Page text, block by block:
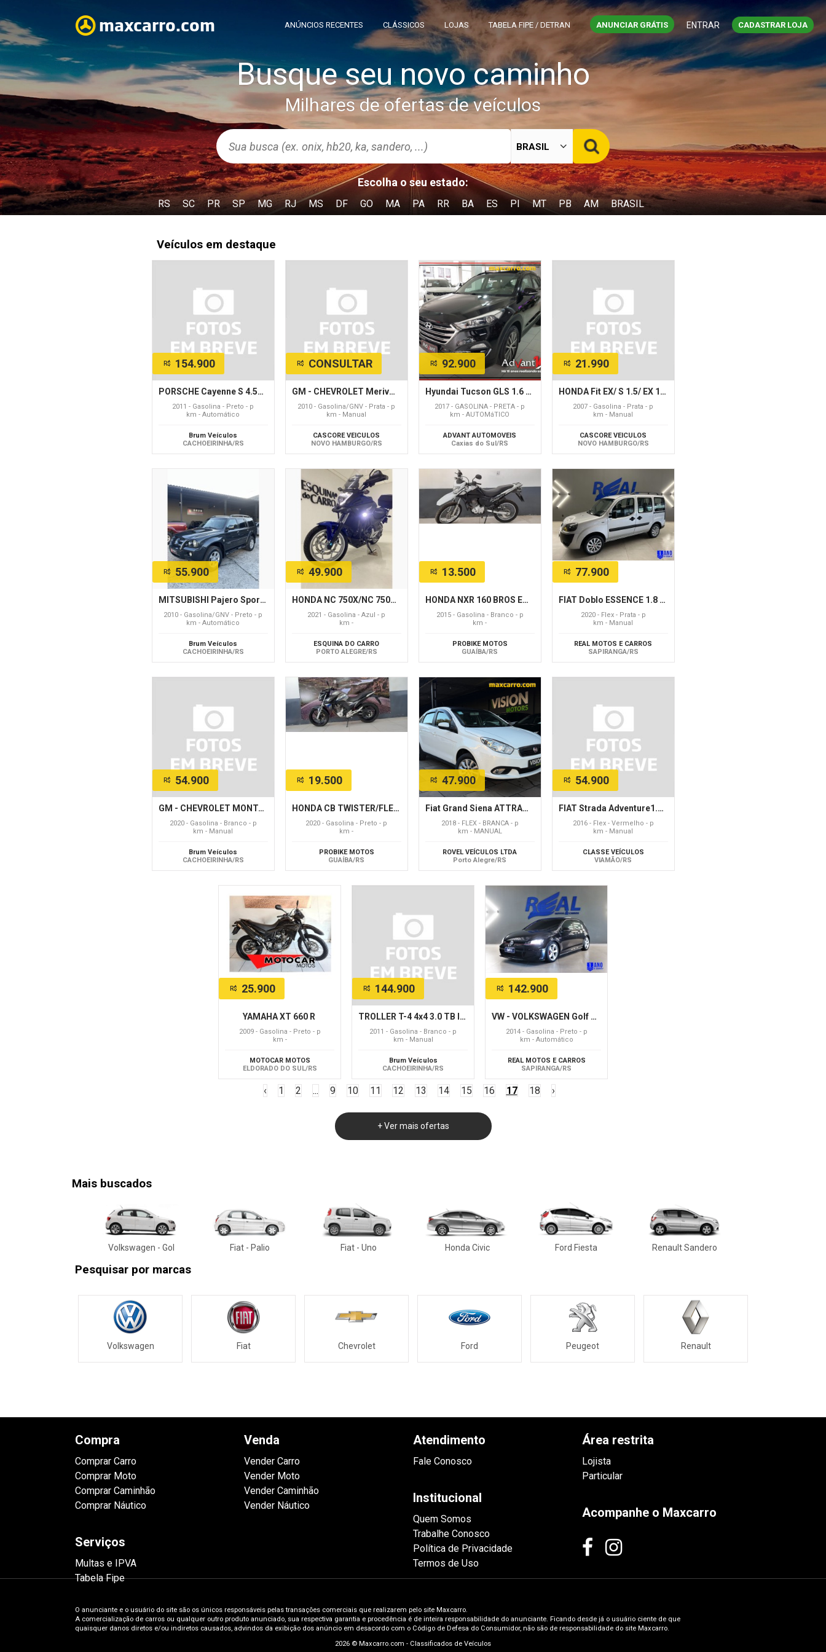
ANÚNCIOS RECENTES CLÁSSICOS LOJAS TABELA FIPE / DETRAN ANUNCIAR GRÁTIS ENTRAR CADASTRAR LOJA
Busque seu novo caminho
Milhares de ofertas de veículos
BRASIL
Escolha o seu estado:
RS SC PR SP MG RJ MS DF GO MA PA RR BA ES PI MT PB AM BRASIL
Veículos em destaque
R$ 154.900
PORSCHE Cayenne S 4.5/4.8
2011 - Gasolina - Preto - p
km - Automático
Brum Veículos
CACHOEIRINHA/RS
R$ CONSULTAR
GM - CHEVROLET Meriva Joy 1.4 MPFI 8V ECONOFLEX 5p
2010 - Gasolina/GNV - Prata - p
km - Manual
CASCORE VEICULOS
NOVO HAMBURGO/RS
R$ 92.900
Hyundai Tucson GLS 1.6 Turbo 16V Aut.
2017 - GASOLINA - PRETA - p
km - AUTOMáTICO
ADVANT AUTOMOVEIS
Caxias do Sul/RS
R$ 21.990
HONDA Fit EX/ S 1.5/ EX 1.5 Flex 16V 5p Mec.
2007 - Gasolina - Prata - p
km - Manual
CASCORE VEICULOS
NOVO HAMBURGO/RS
R$ 55.900
MITSUBISHI Pajero Sport 3.0 4x4 V6 Mec./Aut.
2010 - Gasolina/GNV - Preto - p
km - Automático
Brum Veículos
CACHOEIRINHA/RS
R$ 49.900
HONDA NC 750X/NC 750X ABS/DCT
2021 - Gasolina - Azul - p
km -
ESQUINA DO CARRO
PORTO ALEGRE/RS
R$ 13.500
HONDA NXR 160 BROS ESDD FLEXONE
2015 - Gasolina - Branco - p
km -
PROBIKE MOTOS
GUAÍBA/RS
R$ 77.900
FIAT Doblo ESSENCE 1.8 Flex 16V 5p
2020 - Flex - Prata - p
km - Manual
REAL MOTOS E CARROS
SAPIRANGA/RS
R$ 54.900
GM - CHEVROLET MONTANA LS 1.4 ECONOFLEX 8V 2p
2020 - Gasolina - Branco - p
km - Manual
Brum Veículos
CACHOEIRINHA/RS
R$ 19.500
HONDA CB TWISTER/FLEXONE 250cc
2020 - Gasolina - Preto - p
km -
PROBIKE MOTOS
GUAÍBA/RS
R$ 47.900
Fiat Grand Siena ATTRAC. 1.4 EVO F.Flex 8V
2018 - FLEX - BRANCA - p
km - MANUAL
ROVEL VEÍCULOS LTDA
Porto Alegre/RS
R$ 54.900
FIAT Strada Adventure1.8/ 1.8 LOCKER Flex CD
2016 - Flex - Vermelho - p
km - Manual
CLASSE VEÍCULOS
VIAMÃO/RS
R$ 25.900
YAMAHA XT 660 R
2009 - Gasolina - Preto - p
km -
MOTOCAR MOTOS
ELDORADO DO SUL/RS
R$ 144.900
TROLLER T-4 4x4 3.0 TB Int. Cap. Lona Diesel
2011 - Gasolina - Branco - p
km - Manual
Brum Veículos
CACHOEIRINHA/RS
R$ 142.900
VW - VOLKSWAGEN Golf GTi 2.0
2014 - Gasolina - Preto - p
km - Automático
REAL MOTOS E CARROS
SAPIRANGA/RS
‹ 1 2 ... 9 10 11 12 13 14 15 16 17 18 ›
+Ver mais ofertas
Mais buscados
Volkswagen - Gol Fiat - Palio Fiat - Uno Honda Civic Ford Fiesta Renault Sandero
Pesquisar por marcas
Volkswagen Fiat Chevrolet Ford Peugeot Renault
Compra
Comprar Carro
Comprar Moto
Comprar Caminhão
Comprar Náutico
Serviços
Multas e IPVA
Tabela Fipe
Venda
Vender Carro
Vender Moto
Vender Caminhão
Vender Náutico
Atendimento
Fale Conosco
Institucional
Quem Somos
Trabalhe Conosco
Política de Privacidade
Termos de Uso
Área restrita
Lojista
Particular
Acompanhe o Maxcarro
O anunciante e o usuário do site são os únicos responsáveis pelas transações comerciais que realizarem pelo site Maxcarro.
A comercialização de carros ou qualquer outro produto anunciado, sua respectiva garantia e procedência é de inteira responsabilidade do anunciante. Ficando desde já o usuário ciente de que
quaisquer danos diretos e/ou indiretos causados, advindos da exibição dos anúncio em desacordo com o Código de Defesa do Consumidor, não são de responsabilidade do site Maxcarro.
2026 © Maxcarro.com - Classificados de Veículos